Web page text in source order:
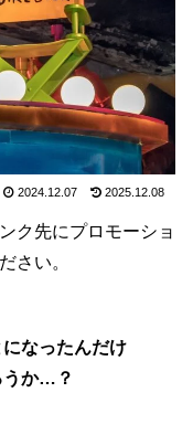
2024.12.07 2025.12.08
ク先にプロモーショ
さい。
なったんだけ
うか…？